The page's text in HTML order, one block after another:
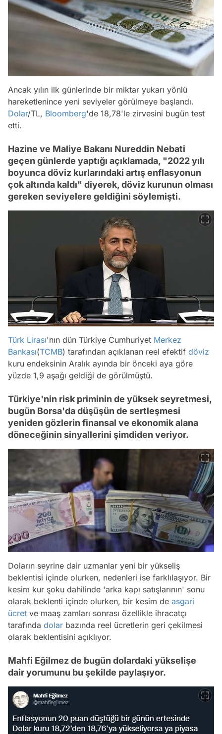
Ancak yılın ilk günlerinde bir miktar yukarı yönlü
hareketlenince yeni seviyeler görülmeye başlandı.
Dolar/TL, Bloomberg'de 18,78'le zirvesini bugün test
etti.
Hazine ve Maliye Bakanı Nureddin Nebati
geçen günlerde yaptığı açıklamada, "2022 yılı
boyunca döviz kurlarındaki artış enflasyonun
çok altında kaldı" diyerek, döviz kurunun olması
gereken seviyelere geldiğini söylemişti.
Türk Lirası'nın dün Türkiye Cumhuriyet Merkez
Bankası(TCMB) tarafından açıklanan reel efektif döviz
kuru endeksinin Aralık ayında bir önceki aya göre
yüzde 1,9 aşağı geldiği de görülmüştü.
Türkiye'nin risk priminin de yüksek seyretmesi,
bugün Borsa'da düşüşün de sertleşmesi
yeniden gözlerin finansal ve ekonomik alana
döneceğinin sinyallerini şimdiden veriyor.
Doların seyrine dair uzmanlar yeni bir yükseliş
beklentisi içinde olurken, nedenleri ise farklılaşıyor. Bir
kesim kur şoku dahilinde 'arka kapı satışlarının' sonu
olarak beklenti içinde olurken, bir kesim de asgari
ücret ve maaş zamları sonrası özellikle ihracatçı
tarafında dolar bazında reel ücretlerin geri çekilmesi
olarak beklentisini açıklıyor.
Mahfi Eğilmez de bugün dolardaki yükselişe
dair yorumunu bu şekilde paylaşıyor.